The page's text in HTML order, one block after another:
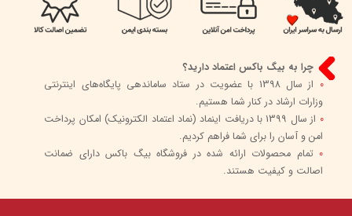
چرا به بیگ باکس اعتماد دارید؟
0
از سال 1398 با عضویت در ستاد ساماندهی پایگاه‌های اینترنتی
وزارات ارشاد در کنار شما هستیم.
0
از سال 1399 با دریافت اینماد (نماد اعتماد الکترونیک) امکان پرداخت
امن و آسان را برای شما فراهم کردیم.
0 تمام محصولات ارائه شده در فروشگاه بیگ باکس دارای ضمانت
اصالت و کیفیت هستند.